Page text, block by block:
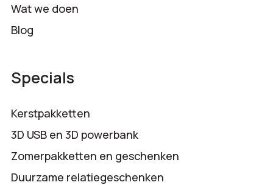
Wat we doen
Blog
Specials
Kerstpakketten
3D USB en 3D powerbank
Zomerpakketten en geschenken
Duurzame relatiegeschenken